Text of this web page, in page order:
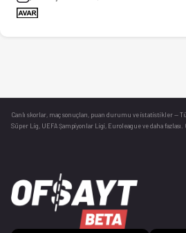
Canlı skorlar , maç sonuçları, puan durumu ve istatistikler —
Süper Lig, UEFA Şampiyonlar Ligi, Euroleague ve daha fazlası.